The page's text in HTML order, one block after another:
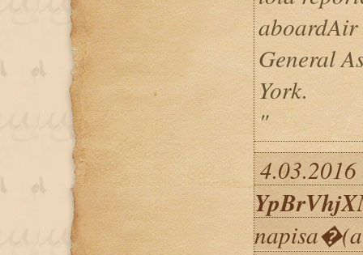
aboardAir
General
York.
"